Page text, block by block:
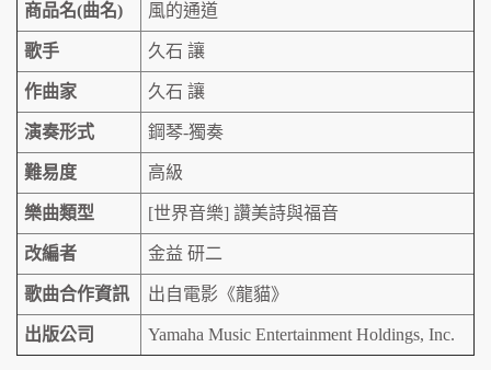
商品名(曲名) 風的通道
歌手 久石 讓
作曲家 久石 讓
演奏形式 鋼琴-獨奏
難易度 高級
樂曲類型 [世界音樂] 讚美詩與福音
改編者 金益 研二
歌曲合作資訊 出自電影《龍貓》
出版公司 Yamaha Music Entertainment Holdings, Inc.